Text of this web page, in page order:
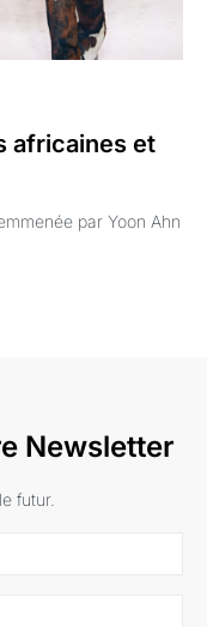
africaines et
par Yoon Ahn
Newsletter
futur.